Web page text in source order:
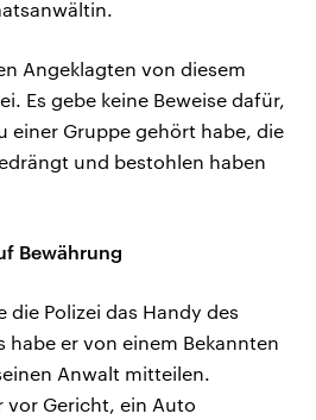
Angeklagten von diesem
Es gebe keine Beweise dafür,
einer Gruppe gehört habe, die
und bestohlen haben
Bewährung
die Polizei das Handy des
habe er von einem Bekannten
Anwalt mitteilen.
vor Gericht, ein Auto